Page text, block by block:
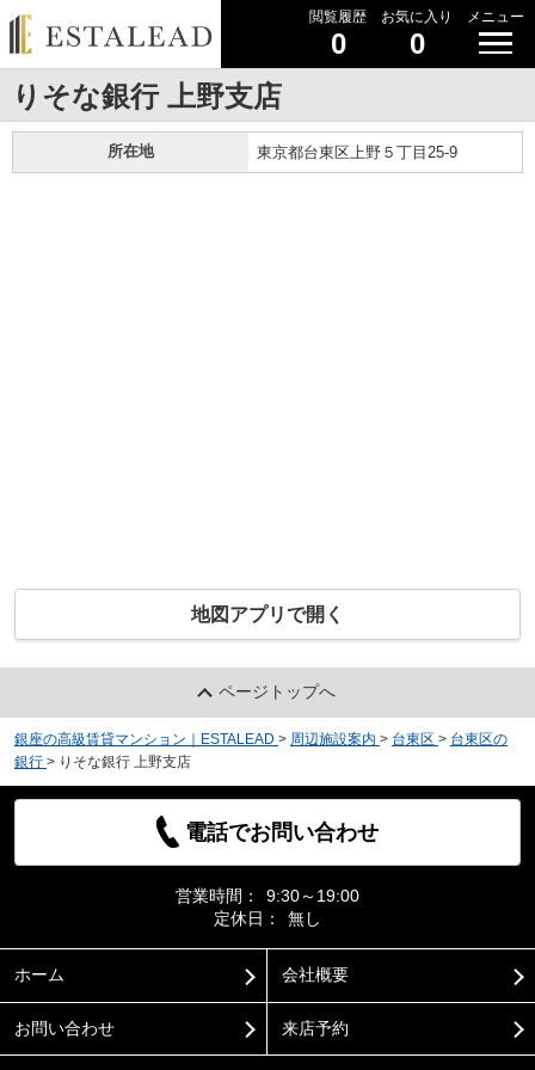
閲覧履歴
0
お気に入り
0
メニュー
りそな銀行 上野支店
所在地 東京都台東区上野５丁目25-9
地図アプリで開く
ページトップへ
銀座の高級賃貸マンション｜ESTALEAD > 周辺施設案内 > 台東区 > 台東区の
銀行 > りそな銀行 上野支店
電話でお問い合わせ
営業時間：
9:30～19:00
定休日：
無し
ホーム 会社概要
お問い合わせ 来店予約